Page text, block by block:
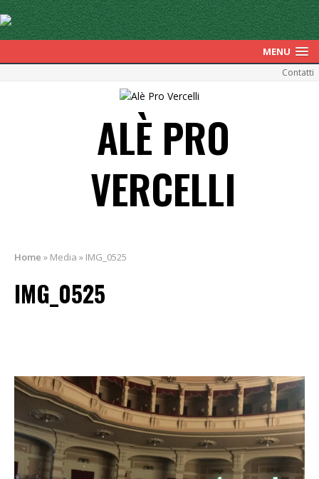
MENU
Contatti
ALÈ PRO
VERCELLI
Home » Media » IMG_0525
IMG_0525